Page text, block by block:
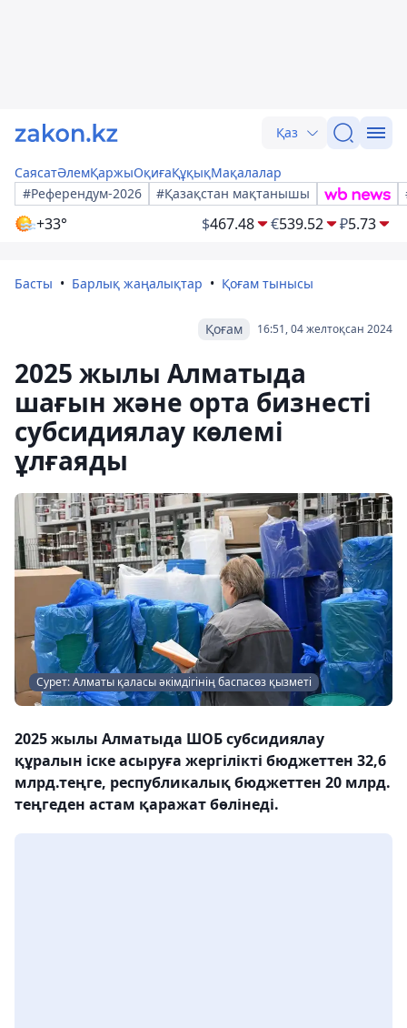
Қаз
СаясатӘлемҚаржыОқиғаҚұқықМақалалар
#Референдум-2026
#Қазақстан мақтанышы
+33° $467.48 €539.52 ₽5.73
Басты Барлық жаңалықтар Қоғам тынысы
16:51, 04 желтоқсан 2024
Қоғам
2025 жылы Алматыда
шағын және орта бизнесті
субсидиялау көлемі
ұлғаяды
Сурет: Алматы қаласы әкімдігінің баспасөз қызметі
2025 жылы Алматыда ШОБ субсидиялау
құралын іске асыруға жергілікті бюджеттен 32,6
млрд.теңге, республикалық бюджеттен 20 млрд.
теңгеден астам қаражат бөлінеді.